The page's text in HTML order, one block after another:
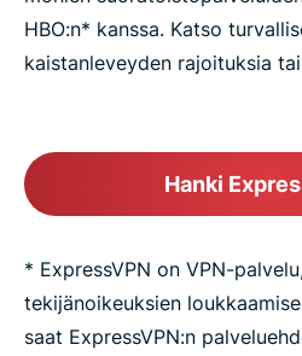
HBO:n* kanssa. Katso
kaistanleveyden rajoituksia
Hanki
* ExpressVPN on VPN-
tekijänoikeuksien
saat ExpressVPN:n